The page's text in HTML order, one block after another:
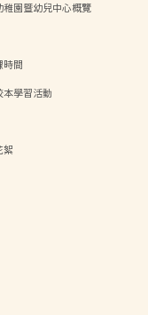
稚園暨幼兒中心概覽
時間
本學習活動
絮